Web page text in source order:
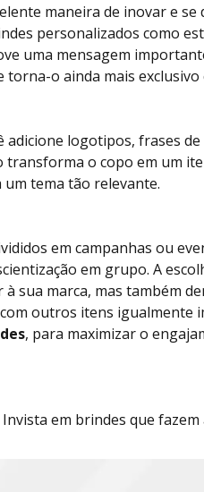
maneira de inovar e se
personalizados como
uma mensagem
o ainda mais exclusivo
adicione logotipos, frases
o copo em um
tema tão relevante.
em campanhas ou
em grupo. A
sua marca, mas também
outros itens igualmente
, para maximizar o
em brindes que fazem